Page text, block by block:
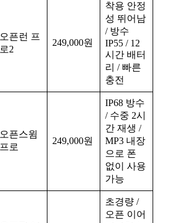
오픈런 프
로2
249,000원
착용 안정
성 뛰어남
/ 방수
IP55 / 12
시간 배터
리 / 빠른
충전
오픈스윔
프로
249,000원
IP68 방수
/ 수중 2시
간 재생 /
MP3 내장
으로 폰
없이 사용
가능
초경량 /
오픈 이어